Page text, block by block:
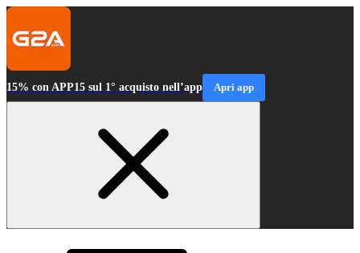
15% con APP15 sul 1° acquisto nell’app Apri app